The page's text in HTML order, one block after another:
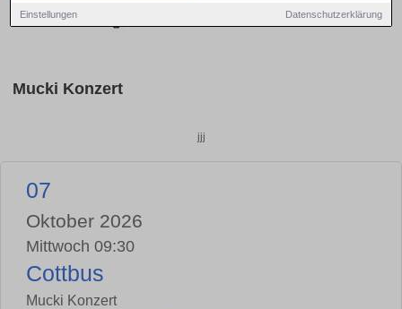
Einstellungen Datenschutzerklärung
Mucki Konzert
jjj
07
Oktober 2026
Mittwoch 09:30
Cottbus
Mucki Konzert